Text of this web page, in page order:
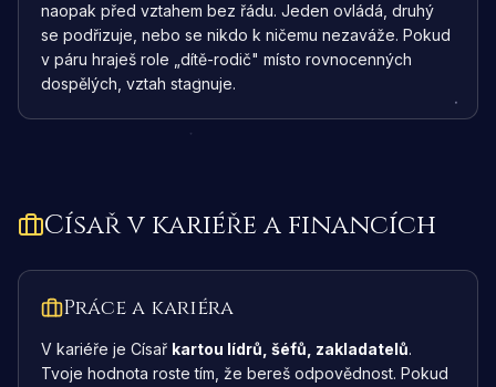
naopak před vztahem bez řádu. Jeden ovládá, druhý
se podřizuje, nebo se nikdo k ničemu nezaváže. Pokud
v páru hraješ role „dítě-rodič" místo rovnocenných
dospělých, vztah stagnuje.
Císařv kariéře a financích
Práce a kariéra
V kariéře je Císař kartou lídrů, šéfů, zakladatelů.
Tvoje hodnota roste tím, že bereš odpovědnost. Pokud